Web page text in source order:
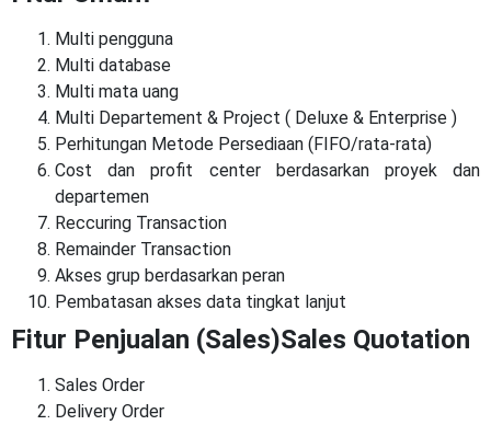
Multi pengguna
Multi database
Multi mata uang
Multi Departement & Project ( Deluxe & Enterprise )
Perhitungan Metode Persediaan (FIFO/rata-rata)
Cost dan profit center berdasarkan proyek dan
departemen
Reccuring Transaction
Remainder Transaction
Akses grup berdasarkan peran
Pembatasan akses data tingkat lanjut
Fitur Penjualan (Sales)Sales Quotation
Sales Order
Delivery Order